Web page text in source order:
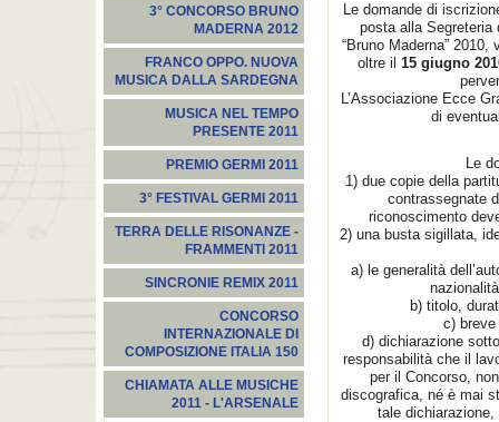
3° CONCORSO BRUNO
MADERNA 2012
FRANCO OPPO. NUOVA
MUSICA DALLA SARDEGNA
MUSICA NEL TEMPO
PRESENTE 2011
PREMIO GERMI 2011
3° FESTIVAL GERMI 2011
TERRA DELLE RISONANZE -
FRAMMENTI 2011
SINCRONIE REMIX 2011
CONCORSO
INTERNAZIONALE DI
COMPOSIZIONE ITALIA 150
CHIAMATA ALLE MUSICHE
2011 - L'ARSENALE
Le domande di
posta alla Segreteria
“Bruno Maderna”
oltre il 15 giugno
L’Associazione Ecce
di
Le
1) due copie della
contrassegnate
riconoscimento
2) una busta sigillata,
a) le generalità
b) titolo,
c)
d) dichiarazione
responsabilità che il
per il Concorso,
discografica, né è mai
tale